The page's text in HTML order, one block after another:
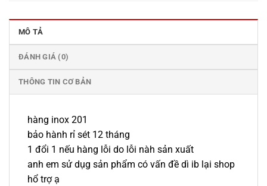
MÔ TẢ
ĐÁNH GIÁ (0)
THÔNG TIN CƠ BẢN
hàng inox 201
bảo hành rỉ sét 12 tháng
1 đổi 1 nếu hàng lỗi do lỗi nàh sản xuất
anh em sử dụg sản phẩm có vấn đề dì ib lại shop
hổ trợ ạ